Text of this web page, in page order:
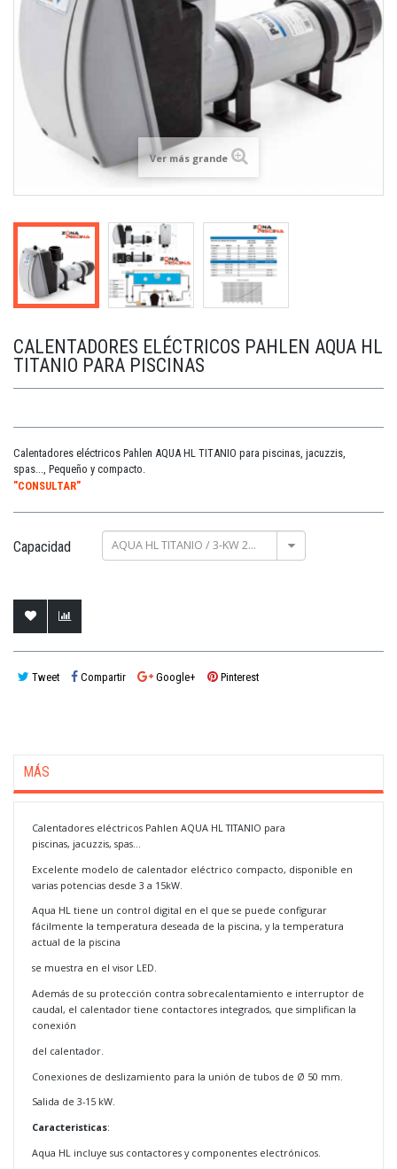
Ver más grande
CALENTADORES ELÉCTRICOS PAHLEN AQUA HL
TITANIO PARA PISCINAS
Calentadores eléctricos Pahlen AQUA HL TITANIO para piscinas, jacuzzis,
spas..., Pequeño y compacto.
"CONSULTAR"
Capacidad AQUA HL TITANIO / 3-KW 230 II
Tweet Compartir Google+ Pinterest
MÁS
Calentadores eléctricos Pahlen AQUA HL TITANIO para
piscinas, jacuzzis, spas...
Excelente modelo de calentador eléctrico compacto, disponible en
varias potencias desde 3 a 15kW.
Aqua HL tiene un control digital en el que se puede configurar
fácilmente la temperatura deseada de la piscina, y la temperatura
actual de la piscina
se muestra en el visor LED.
Además de su protección contra sobrecalentamiento e interruptor de
caudal, el calentador tiene contactores integrados, que simplifican la
conexión
del calentador.
Conexiones de deslizamiento para la unión de tubos de Ø 50 mm.
Salida de 3-15 kW.
Caracteristicas:
Aqua HL incluye sus contactores y componentes electrónicos.